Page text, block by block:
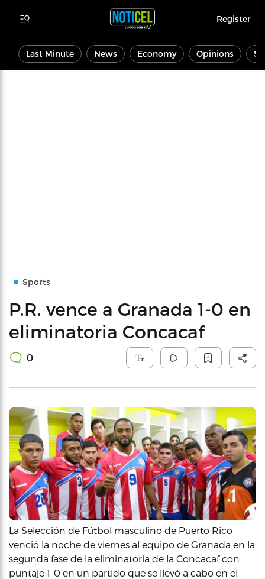
Register
Last Minute News Economy Opinions
Sports
P.R. vence a Granada 1-0 en
eliminatoria Concacaf
0
La Selección de Fútbol masculino de Puerto Rico
venció la noche de viernes al equipo de Granada en la
segunda fase de la eliminatoria de la Concacaf con
puntaje 1-0 en un partido que se llevó a cabo en el